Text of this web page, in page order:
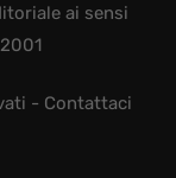
ai sensi
- Contattaci